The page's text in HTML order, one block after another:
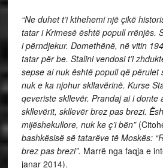
“Ne duhet t’i kthehemi një çikë
tatar i Krimesë është popull rrënjës.
i përndjekur. Domethënë, në vitin
tatar për be. Stalini vendosi t’i
sepse ai nuk është popull që përulet
nuk e ka njohur skllavërinë. Kurse
qeveriste skllevër. Prandaj ai i donte
skllevërit, skllevër brez pas brezi.
mijëshekullore, nuk ke ç’i bën”
bashkësisë së tatarëve të Moskës:
brez pas brezi”. Marrë nga faqja e
janar 2014).